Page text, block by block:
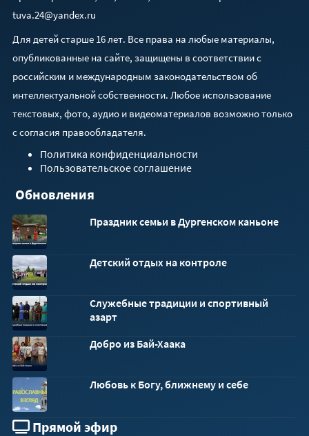
tuva.24@yandex.ru
Для детей старше 16 лет. Все права на любые материалы,
опубликованные на сайте, защищены в соответствии с
российским и международным законодательством об
интеллектуальной собственности. Любое использование
текстовых, фото, аудио и видеоматериалов возможно только
с согласия правообладателя.
Политика конфиденциальности
Пользовательское соглашение
Обновления
Праздник семьи в Дургенском каньоне
Детский отдых на контроле
Служебные традиции и спортивный
азарт
Добро из Бай-Хаака
Любовь к Богу, ближнему и себе
Прямой эфир